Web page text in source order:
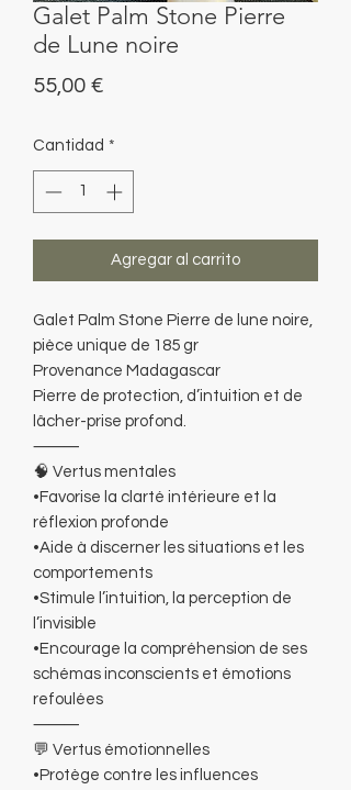
Galet Palm Stone Pierre
de Lune noire
55,00 €Precio
Cantidad *
Agregar al carrito
Galet Palm Stone Pierre de lune noire,
pièce unique de 185 gr
Provenance Madagascar
Pierre de protection, d’intuition et de
lâcher-prise profond.
⸻
🧠 Vertus mentales
•Favorise la clarté intérieure et la
réflexion profonde
•Aide à discerner les situations et les
comportements
•Stimule l’intuition, la perception de
l’invisible
•Encourage la compréhension de ses
schémas inconscients et émotions
refoulées
⸻
💬 Vertus émotionnelles
•Protège contre les influences